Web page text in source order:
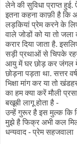
लेने की सुविधा प्राप्त
इतना कहना काफ़ी है कि
लड़कियां प्रेम करने के लिए
वाले जोडों को या तो जला
करार दिया जाता है.
सड़ी प्रथाओं से चिपके
आयु में घर छोड़ कर जंगल में
छोड़ना पड़ता था. सत्तर
भिक्षा मांग कर या तो
का हम क्या करें मौली
बखूबी लागू होता है -
उन्हें गुरूर है इस मुल्क कि
मुझे है फिक्र अभी कल
धन्यवाद - प्रेम सहजवाला